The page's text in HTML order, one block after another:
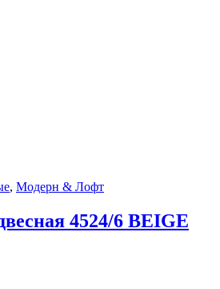
, Модерн & Лофт
4524/6 BEIGE